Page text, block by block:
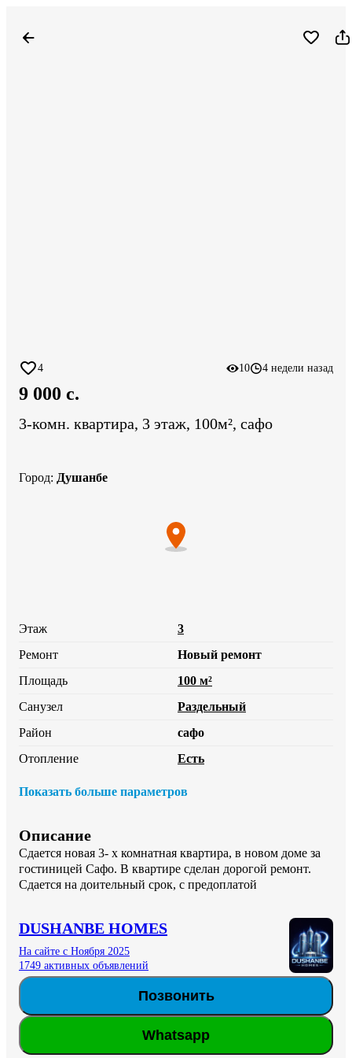
4 10 4 недели назад
9 000 c.
3-комн. квартира, 3 этаж, 100м², сафо
Город: Душанбе
Этаж
3
Ремонт
Новый ремонт
Площадь
100 м²
Санузел
Раздельный
Район
сафо
Отопление
Есть
Показать больше параметров
Описание
Сдается новая 3- х комнатная квартира, в новом доме за
гостиницей Сафо. В квартире сделан дорогой ремонт.
Сдается на доительный срок, с предоплатой
DUSHANBE HOMES
На сайте с Ноября 2025
1749 активных объявлений
Позвонить
Whatsapp